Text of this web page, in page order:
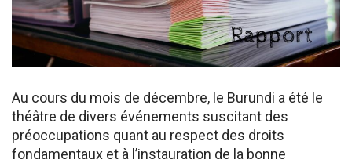
Au cours du mois de décembre, le Burundi a été le
théâtre de divers événements suscitant des
préoccupations quant au respect des droits
fondamentaux et à l’instauration de la bonne